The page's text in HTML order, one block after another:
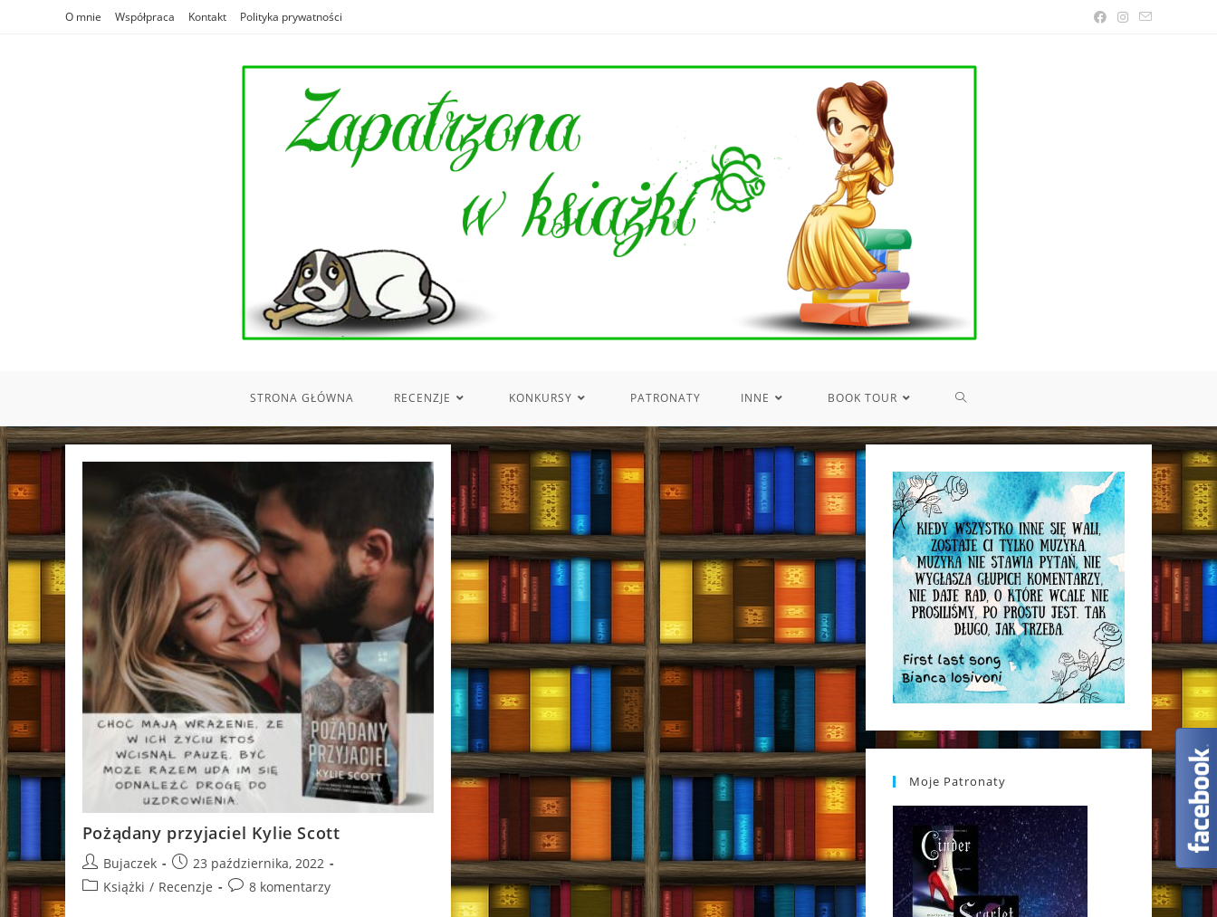
O mnie Współpraca Kontakt Polityka prywatności
STRONA GŁÓWNA RECENZJE KONKURSY PATRONATY INNE BOOK TOUR TOGGLE
SEARCH
Pożądany przyjaciel Kylie Scott
Post
author:
Bujaczek
Post
published:
23 października, 2022
PostKsiążki / Recenzje
Post8 komentarzy
Moje Patronaty